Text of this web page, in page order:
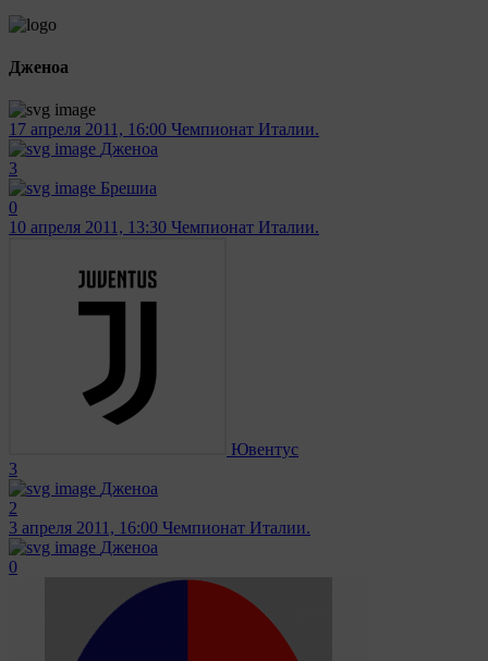
Дженоа
17 апреля 2011, 16:00 Чемпионат Италии.
Дженоа
3
Брешиа
0
10 апреля 2011, 13:30 Чемпионат Италии.
Ювентус
3
Дженоа
2
3 апреля 2011, 16:00 Чемпионат Италии.
Дженоа
0